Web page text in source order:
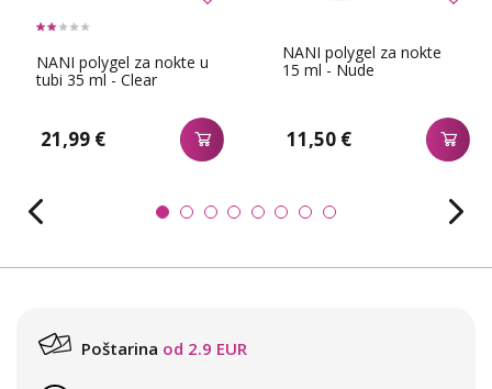
NANI polygel za nokte u
tubi 35 ml - Clear
21,99 €
NANI polygel za nokte
15 ml - Nude
11,50 €
Poštarina od 2.9 EUR